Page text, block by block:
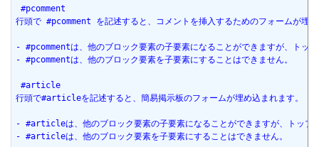
#pcomment
行頭で #pcomment を記述すると、コメントを挿入するためのフォームが埋
- #pcommentは、他のブロック要素の子要素になることができますが、トッ
- #pcommentは、他のブロック要素を子要素にすることはできません。
#article
行頭で#articleを記述すると、簡易掲示板のフォームが埋め込まれます。
- #articleは、他のブロック要素の子要素になることができますが、トップ
- #articleは、他のブロック要素を子要素にすることはできません。